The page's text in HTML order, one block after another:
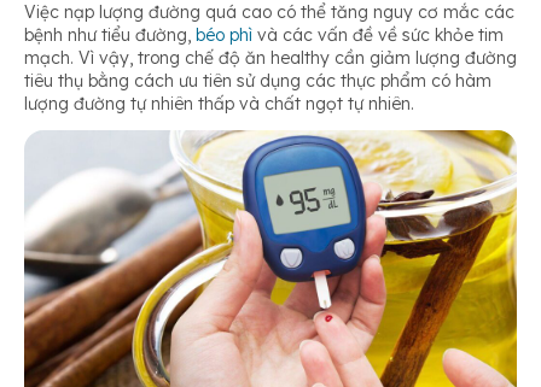
Việc nạp lượng đường quá cao có thể tăng nguy cơ mắc các
bệnh như tiểu đường, béo phì và các vấn đề về sức khỏe tim
mạch. Vì vậy, trong chế độ ăn healthy cần giảm lượng đường
tiêu thụ bằng cách ưu tiên sử dụng các thực phẩm có hàm
lượng đường tự nhiên thấp và chất ngọt tự nhiên.